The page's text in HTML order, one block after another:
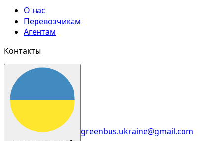
О нас
Перевозчикам
Агентам
Контакты
greenbus.ukraine@gmail.com